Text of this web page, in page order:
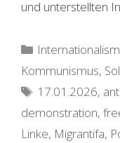
und unterstellten
Kategorien
Kommunismus,
Schlagwörter
17.01.2026,
demonstration,
Linke, Migrantifa,